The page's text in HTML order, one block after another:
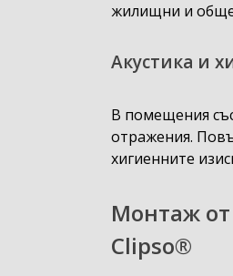
жилищни и
Акустика и
В помещения
отражения.
хигиенните
Монтаж
Clipso®